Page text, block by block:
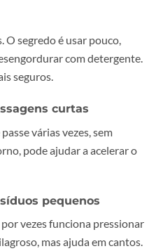
autocolantes não foram
o adesivo e remover com
pois pode manchar. Se
é optar por limpeza
quando a